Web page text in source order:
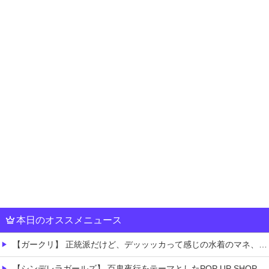
本日のオススメニュース
【ガークリ】 正統派だけど、デッッッカって感じの水着のマネ、ラファエ口、セッシュウへの反応！！！